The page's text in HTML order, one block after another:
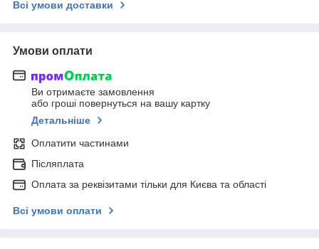
Всі умови доставки
Умови оплати
Ви отримаєте замовлення
або гроші повернуться на вашу картку
Детальніше
Оплатити частинами
Післяплата
Оплата за реквізитами тільки для Києва та області
Всі умови оплати